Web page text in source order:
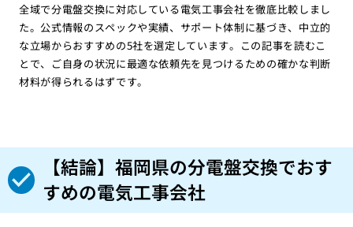
全域で分電盤交換に対応している電気工事会社を徹底比較しまし
た。公式情報のスペックや実績、サポート体制に基づき、中立的
な立場からおすすめの5社を選定しています。この記事を読むこ
とで、ご自身の状況に最適な依頼先を見つけるための確かな判断
材料が得られるはずです。
【結論】福岡県の分電盤交換でおす
すめの電気工事会社